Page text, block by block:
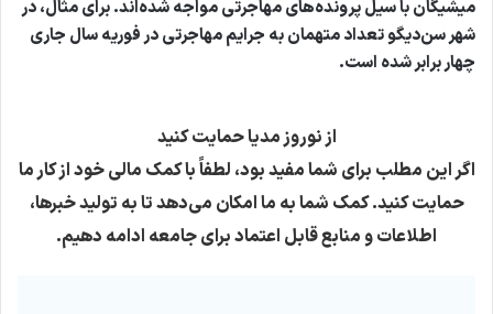
میشیگان با سیل پرونده‌های مهاجرتی مواجه شده‌اند. برای مثال، در
شهر سن‌دیگو تعداد متهمان به جرایم مهاجرتی در فوریه سال جاری
چهار برابر شده است.
از نوروز مدیا حمایت کنید
اگر این مطلب برای شما مفید بود، لطفاً با کمک مالی خود از کار ما
حمایت کنید. کمک شما به ما امکان می‌دهد تا به تولید خبرها،
اطلاعات و منابع قابل اعتماد برای جامعه ادامه دهیم.